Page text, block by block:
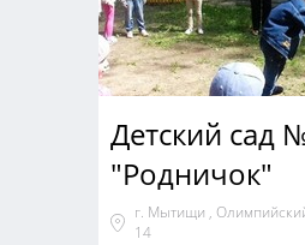
Детский сад
"Родничок"
г. Мытищи ,
14